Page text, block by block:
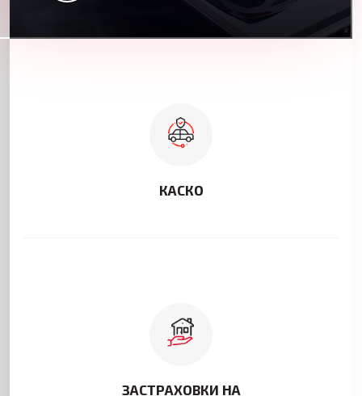
КАСКО
ЗАСТРАХОВКИ НА